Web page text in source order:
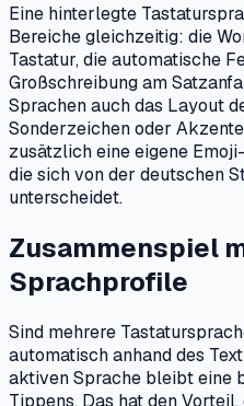
Eine hinterlegte
Bereiche gleichzeitig: die
Tastatur, die automatische
Großschreibung am
Sprachen auch das Layout
Sonderzeichen oder
zusätzlich eine eigene
die sich von der deutschen
unterscheidet.
Zusammenspiel
Sprachprofile
Sind mehrere
automatisch anhand des
aktiven Sprache bleibt eine
Tippens. Das hat den